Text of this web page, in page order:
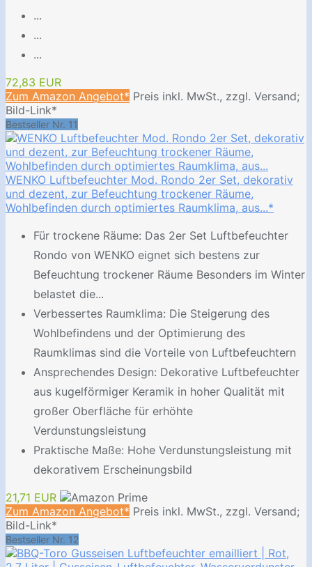
...
...
...
72,83 EUR
Zum Amazon Angebot* Preis inkl. MwSt., zzgl. Versand;
Bild-Link*
Bestseller Nr. 11
WENKO Luftbefeuchter Mod. Rondo 2er Set, dekorativ
und dezent, zur Befeuchtung trockener Räume,
Wohlbefinden durch optimiertes Raumklima, aus...*
Für trockene Räume: Das 2er Set Luftbefeuchter
Rondo von WENKO eignet sich bestens zur
Befeuchtung trockener Räume Besonders im Winter
belastet die...
Verbessertes Raumklima: Die Steigerung des
Wohlbefindens und der Optimierung des
Raumklimas sind die Vorteile von Luftbefeuchtern
Ansprechendes Design: Dekorative Luftbefeuchter
aus kugelförmiger Keramik in hoher Qualität mit
großer Oberfläche für erhöhte
Verdunstungsleistung
Praktische Maße: Hohe Verdunstungsleistung mit
dekorativem Erscheinungsbild
21,71 EUR
Zum Amazon Angebot* Preis inkl. MwSt., zzgl. Versand;
Bild-Link*
Bestseller Nr. 12